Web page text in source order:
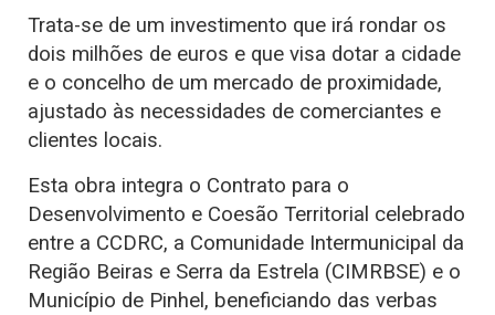
Trata-se de um investimento que irá rondar os
dois milhões de euros e que visa dotar a cidade
e o concelho de um mercado de proximidade,
ajustado às necessidades de comerciantes e
clientes locais.
Esta obra integra o Contrato para o
Desenvolvimento e Coesão Territorial celebrado
entre a CCDRC, a Comunidade Intermunicipal da
Região Beiras e Serra da Estrela (CIMRBSE) e o
Município de Pinhel, beneficiando das verbas